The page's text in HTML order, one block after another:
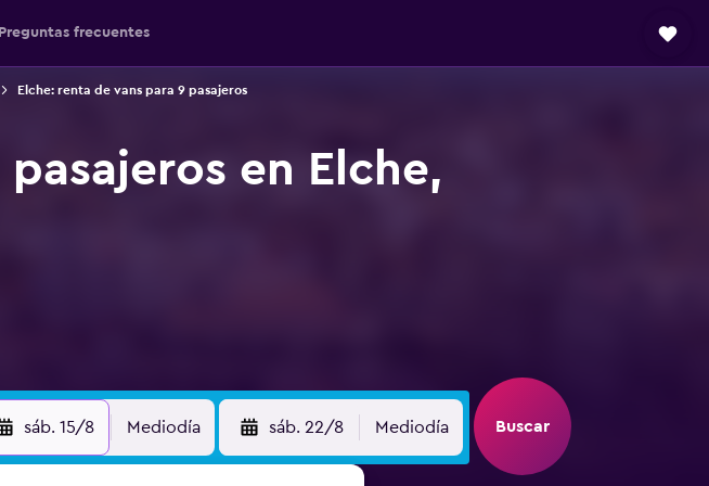
Preguntas frecuentes
Elche: renta de vans para 9 pasajeros
en Elche,
sáb. 15/8 Mediodía sáb. 22/8 Mediodía Buscar